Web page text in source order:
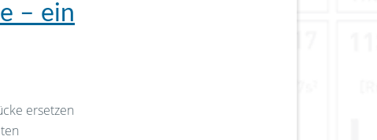
– ein
ersetzen